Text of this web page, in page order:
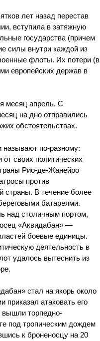
лет назад перестав
вступила в затяжную
государства (причем
силы внутри каждой из
флоты. Их потери (в
европейских держав в
месяц апрель. С
на дно отправились
обстоятельствах.
называют по-разному:
своих политических
Рио-де-Жанейро
против
страны. В течение более
батареями.
над столичным портом,
«Аквидабан» —
боевые единицы.
деятельность в
удалось вытеснить из
стал на якорь около
атаковать его
торпедно-
под тропическим дождем
к броненосцу на 20